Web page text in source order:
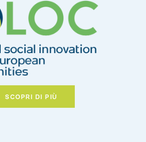
SCOPRI DI PIÙ